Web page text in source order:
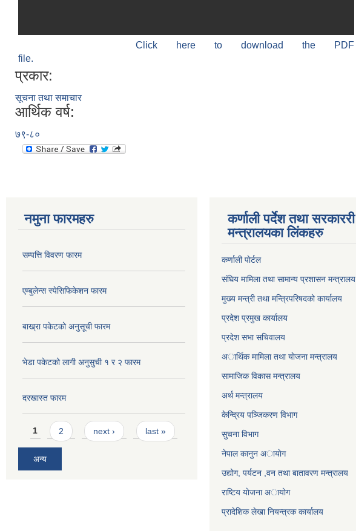
Click here to download the PDF
file.
प्रकार:
सूचना तथा समाचार
आर्थिक वर्ष:
७९-८०
नमुना फारमहरु
सम्पत्ति विवरण फारम
एम्बुलेन्स स्पेसिफिकेशन फारम
बाख्रा पकेटको अनुसूची फारम
भेडा पकेटको लागी अनुसुची १ र २ फारम
दरखास्त फारम
Pages
1 2 next › last »
अन्य
कर्णाली पर्देश तथा सरकाररी
मन्त्रालयका लिंकहरु
कर्णाली पाेर्टल
संघिय मामिला तथा सामान्य प्रशासन मन्त्रालय
मुख्य मन्त्री तथा मन्त्रिपरिषदको कार्यालय
प्रदेश प्रमुख कार्यालय
प्रदेश सभा सचिवालय
अार्थिक मामिला तथा याेजना मन्त्रालय
सामाजिक विकास मन्त्रालय
अर्थ मन्त्रालय
केन्द्रिय पञ्जिकरण विभाग
सुचना विभाग
नेपाल कानुन अायाेग
उद्योग, पर्यटन ,वन तथा बातावरण मन्त्रालय
राष्टिय याेजना अायोग
प्रादेशिक लेखा नियन्त्रक कार्यालय